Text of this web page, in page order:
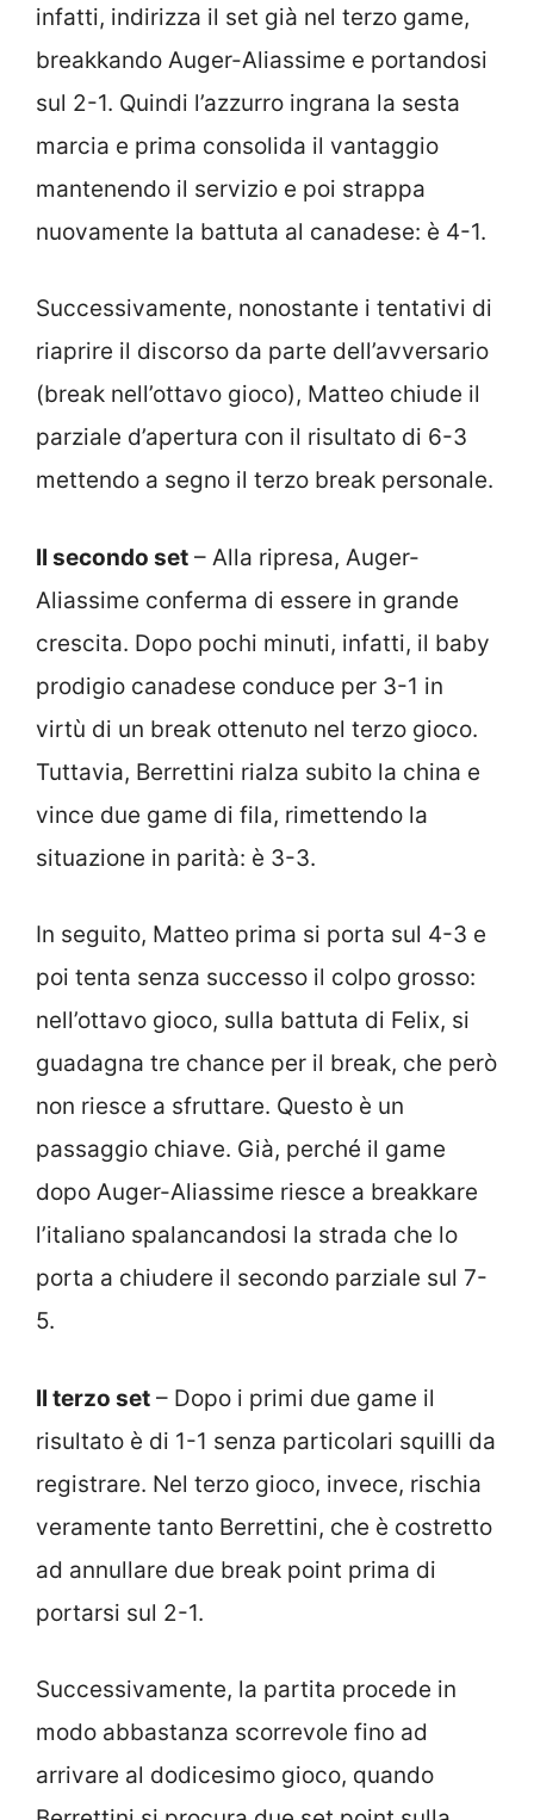
infatti, indirizza il set già nel terzo game,
breakkando Auger-Aliassime e portandosi
sul 2-1. Quindi l’azzurro ingrana la sesta
marcia e prima consolida il vantaggio
mantenendo il servizio e poi strappa
nuovamente la battuta al canadese: è 4-1.
Successivamente, nonostante i tentativi di
riaprire il discorso da parte dell’avversario
(break nell’ottavo gioco), Matteo chiude il
parziale d’apertura con il risultato di 6-3
mettendo a segno il terzo break personale.
Il secondo set – Alla ripresa, Auger-
Aliassime conferma di essere in grande
crescita. Dopo pochi minuti, infatti, il baby
prodigio canadese conduce per 3-1 in
virtù di un break ottenuto nel terzo gioco.
Tuttavia, Berrettini rialza subito la china e
vince due game di fila, rimettendo la
situazione in parità: è 3-3.
In seguito, Matteo prima si porta sul 4-3 e
poi tenta senza successo il colpo grosso:
nell’ottavo gioco, sulla battuta di Felix, si
guadagna tre chance per il break, che però
non riesce a sfruttare. Questo è un
passaggio chiave. Già, perché il game
dopo Auger-Aliassime riesce a breakkare
l’italiano spalancandosi la strada che lo
porta a chiudere il secondo parziale sul 7-
5.
Il terzo set – Dopo i primi due game il
risultato è di 1-1 senza particolari squilli da
registrare. Nel terzo gioco, invece, rischia
veramente tanto Berrettini, che è costretto
ad annullare due break point prima di
portarsi sul 2-1.
Successivamente, la partita procede in
modo abbastanza scorrevole fino ad
arrivare al dodicesimo gioco, quando